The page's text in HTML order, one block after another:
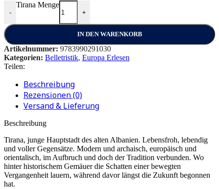
-
Tirana Menge
+
IN DEN WARENKORB
Artikelnummer: 9783990291030
Kategorien: Belletristik, Europa Erlesen
Teilen:
Beschreibung
Rezensionen (0)
Versand & Lieferung
Beschreibung
Tirana, junge Hauptstadt des alten Albanien. Lebensfroh, lebendig
und voller Gegensätze. Modern und archaisch, europäisch und
orientalisch, im Aufbruch und doch der Tradition verbunden. Wo
hinter historischem Gemäuer die Schatten einer bewegten
Vergangenheit lauern, während davor längst die Zukunft begonnen
hat.